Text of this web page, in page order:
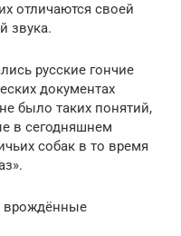
отличаются своей
звука.
русские гончие
документах
было таких понятий,
в сегодняшнем
собак в то время
врождённые